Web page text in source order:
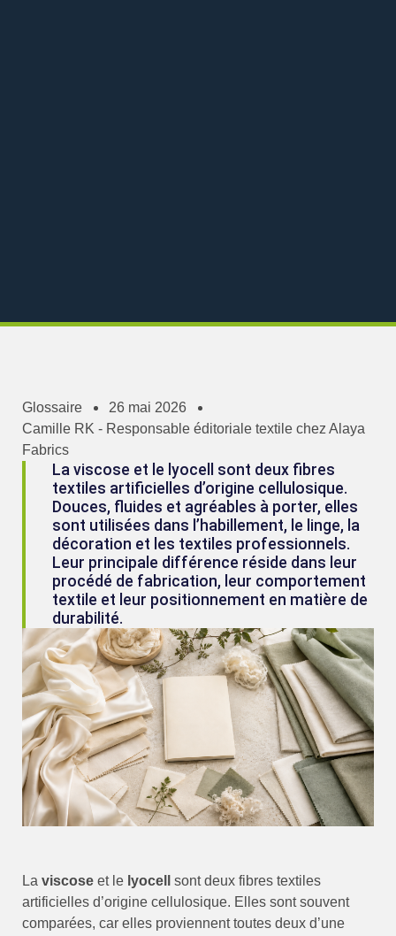
Glossaire
26 mai 2026
Camille RK - Responsable éditoriale textile chez Alaya
Fabrics
La viscose et le lyocell sont deux fibres
textiles artificielles d’origine cellulosique.
Douces, fluides et agréables à porter, elles
sont utilisées dans l’habillement, le linge, la
décoration et les textiles professionnels.
Leur principale différence réside dans leur
procédé de fabrication, leur comportement
textile et leur positionnement en matière de
durabilité.
La viscose et le lyocell
sont deux fibres textiles
artificielles d’origine cellulosique. Elles sont souvent
comparées, car elles proviennent toutes deux d’une